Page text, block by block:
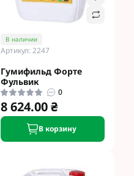
В наличии
Артикул: 2247
Гумифильд Форте
Фульвик
0
8 624.00 ₴
В корзину